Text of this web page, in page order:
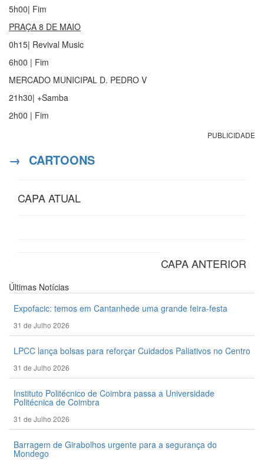
5h00| Fim
PRAÇA 8 DE MAIO
0h15| Revival Music
6h00 | Fim
MERCADO MUNICIPAL D. PEDRO V
21h30| +Samba
2h00 | Fim
PUBLICIDADE
→ CARTOONS
CAPA ATUAL
CAPA ANTERIOR
Últimas Notícias
Expofacic: temos em Cantanhede uma grande feira-festa
31 de Julho 2026
LPCC lança bolsas para reforçar Cuidados Paliativos no Centro
31 de Julho 2026
Instituto Politécnico de Coimbra passa a Universidade
Politécnica de Coimbra
31 de Julho 2026
Barragem de Girabolhos urgente para a segurança do
Mondego